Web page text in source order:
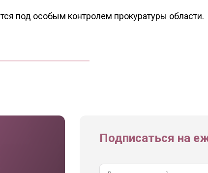
под особым контролем прокуратуры области.
Подписаться на